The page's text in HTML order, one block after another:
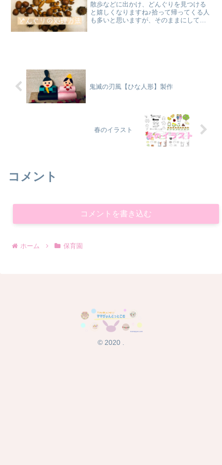
散歩などに出かけ、どんぐりを見つける
と嬉しくなりますね♪拾って帰ってくる人
も多いと思いますが、そのままにしてお
鬼滅の刃風【ひな人形】製作
春のイラスト
コメント
コメントを書き込む
ホーム 保育園
© 2020 .